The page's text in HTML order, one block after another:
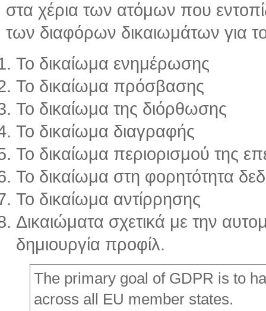
στα χέρια των ατόμων που
των διαφόρων δικαιωμάτων για
Το δικαίωμα ενημέρωσης
Το δικαίωμα πρόσβασης
Το δικαίωμα της διόρθωσης
Το δικαίωμα διαγραφής
Το δικαίωμα περιορισμού της
Το δικαίωμα στη φορητότητα
Το δικαίωμα αντίρρησης
Δικαιώματα σχετικά με την
δημιουργία προφίλ.
The primary goal of GDPR is to
across all EU member states.